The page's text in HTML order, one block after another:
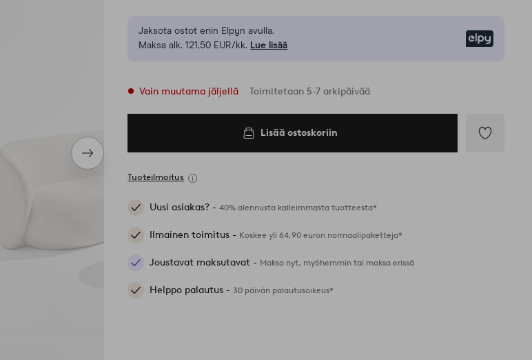
Seuraava
tuote
Jaksota ostot eriin Elpyn avulla.
Maksa alk. 121,50 EUR/kk. Lue lisää
Vain muutama jäljellä Toimitetaan 5-7 arkipäivää
Lisää ostoskoriin
Tuoteilmoitus
Uusi asiakas? -40% alennusta kalleimmasta tuotteesta*
Ilmainen toimitus - Koskee yli 64,90 euron normaalipaketteja*
Joustavat maksutavat - Maksa nyt, myöhemmin tai maksa erissä
Helppo palautus -30 päivän palautusoikeus*